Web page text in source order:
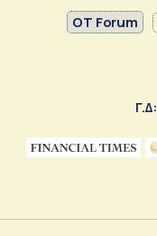
OT Forum
Γ.Δ: